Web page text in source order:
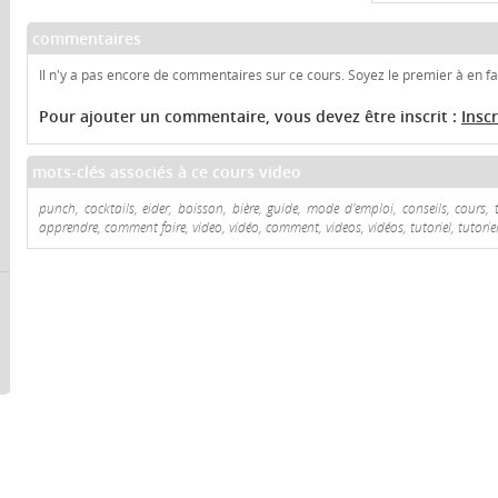
commentaires
Il n'y a pas encore de commentaires sur ce cours. Soyez le premier à en
Pour ajouter un commentaire, vous devez être inscrit :
mots-clés associés à ce cours video
punch, cocktails, eider, boisson, bière, guide, mode d'emploi, conseils, cours,
apprendre, comment faire, video, vidéo, comment, videos, vidéos, tutoriel,